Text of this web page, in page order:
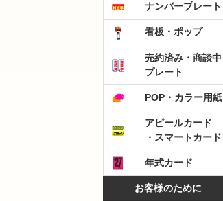
ナンバープレート
看板・ポップ
売約済み・商談中
プレート
POP・カラー用紙
アピールカード
・スマートカード
年式カード
お客様のために